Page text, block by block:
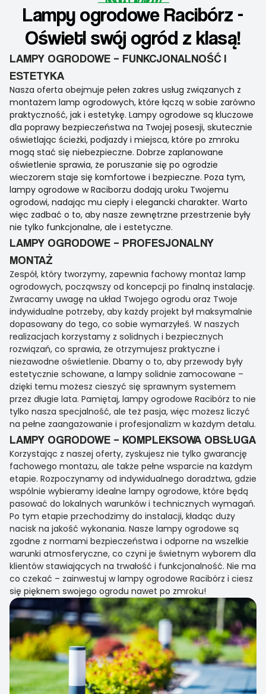
Lampy ogrodowe Racibórz -
Oświetl swój ogród z klasą!
LAMPY OGRODOWE – FUNKCJONALNOŚĆ I
ESTETYKA
Nasza oferta obejmuje pełen zakres usług związanych z
montażem lamp ogrodowych, które łączą w sobie zarówno
praktyczność, jak i estetykę. Lampy ogrodowe są kluczowe
dla poprawy bezpieczeństwa na Twojej posesji, skutecznie
oświetlając ścieżki, podjazdy i miejsca, które po zmroku
mogą stać się niebezpieczne. Dobrze zaplanowane
oświetlenie sprawia, że poruszanie się po ogrodzie
wieczorem staje się komfortowe i bezpieczne. Poza tym,
lampy ogrodowe w Raciborzu dodają uroku Twojemu
ogrodowi, nadając mu ciepły i elegancki charakter. Warto
więc zadbać o to, aby nasze zewnętrzne przestrzenie były
nie tylko funkcjonalne, ale i estetyczne.
LAMPY OGRODOWE – PROFESJONALNY
MONTAŻ
Zespół, który tworzymy, zapewnia fachowy montaż lamp
ogrodowych, począwszy od koncepcji po finalną instalację.
Zwracamy uwagę na układ Twojego ogrodu oraz Twoje
indywidualne potrzeby, aby każdy projekt był maksymalnie
dopasowany do tego, co sobie wymarzyłeś. W naszych
realizacjach korzystamy z solidnych i bezpiecznych
rozwiązań, co sprawia, że otrzymujesz praktyczne i
niezawodne oświetlenie. Dbamy o to, aby przewody były
estetycznie schowane, a lampy solidnie zamocowane –
dzięki temu możesz cieszyć się sprawnym systemem
przez długie lata. Pamiętaj, lampy ogrodowe Racibórz to nie
tylko nasza specjalność, ale też pasja, więc możesz liczyć
na pełne zaangażowanie i profesjonalizm w każdym detalu.
LAMPY OGRODOWE – KOMPLEKSOWA OBSŁUGA
Korzystając z naszej oferty, zyskujesz nie tylko gwarancję
fachowego montażu, ale także pełne wsparcie na każdym
etapie. Rozpoczynamy od indywidualnego doradztwa, gdzie
wspólnie wybieramy idealne lampy ogrodowe, które będą
pasować do lokalnych warunków i technicznych wymagań.
Po tym etapie przechodzimy do instalacji, kładąc duży
nacisk na jakość wykonania. Nasze lampy ogrodowe są
zgodne z normami bezpieczeństwa i odporne na wszelkie
warunki atmosferyczne, co czyni je świetnym wyborem dla
klientów stawiających na trwałość i funkcjonalność. Nie ma
co czekać – zainwestuj w lampy ogrodowe Racibórz i ciesz
się pięknem swojego ogrodu nawet po zmroku!